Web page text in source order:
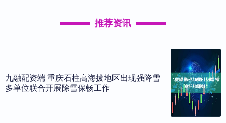
推荐资讯
九融配资端 重庆石柱高海拔地区出现强降雪
多单位联合开展除雪保畅工作